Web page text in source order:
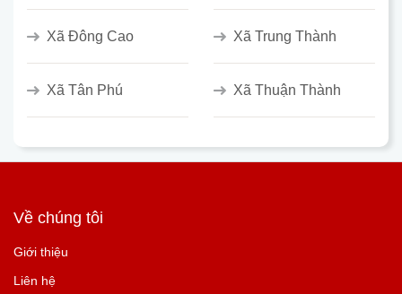
Xã Đông Cao Xã Trung Thành
Xã Tân Phú Xã Thuận Thành
Về chúng tôi
Giới thiệu
Liên hệ